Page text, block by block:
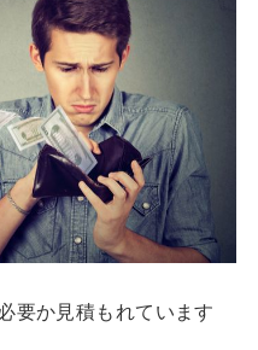
要か見積もれています